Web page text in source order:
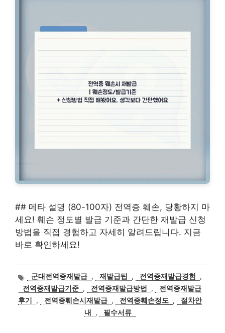
## 메타 설명 (80-100자) 전역증 훼손, 당황하지 마
세요! 훼손 정도별 발급 기준과 간단한 재발급 신청
방법을 직접 경험하고 자세히 알려드립니다. 지금
바로 확인하세요!
태
그
군대전역증재발급 , 재발급팁 , 전역증재발급경험
,
전역증재발급기준 , 전역증재발급방법 ,
전역증재발급
후기
, 전역증훼손시재발급 , 전역증훼손정도 ,
절차안
내
, 필수서류